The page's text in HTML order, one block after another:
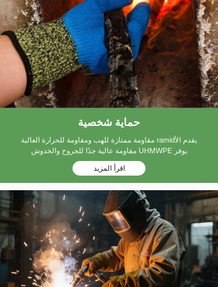
حماية شخصية
يقدم الأramid مقاومة ممتازة للهب ومقاومة للحرارة العالية
يوفر UHMWPE مقاومة عالية جدًا للجروح والخدوش
اقرأ المزيد